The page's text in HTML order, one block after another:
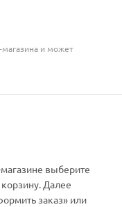
магазина и может
выберите
Далее
заказ» или